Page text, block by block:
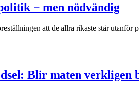
− men nödvändig
att de allra rikaste står
Blir maten verkligen